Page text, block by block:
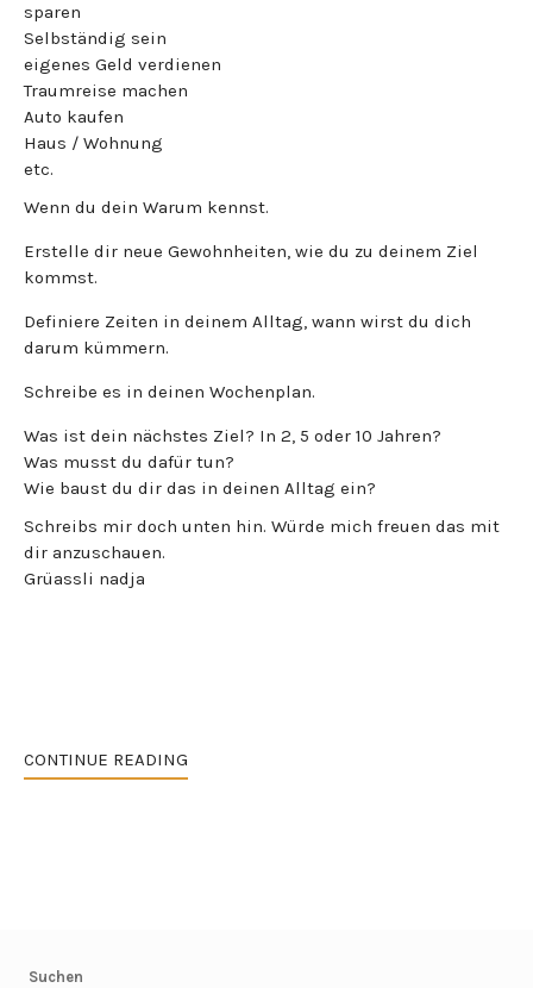
sparen
Selbständig sein
eigenes Geld verdienen
Traumreise machen
Auto kaufen
Haus / Wohnung
etc.
Wenn du dein Warum kennst.
Erstelle dir neue Gewohnheiten, wie du zu deinem Ziel
kommst.
Definiere Zeiten in deinem Alltag, wann wirst du dich
darum kümmern.
Schreibe es in deinen Wochenplan.
Was ist dein nächstes Ziel? In 2, 5 oder 10 Jahren?
Was musst du dafür tun?
Wie baust du dir das in deinen Alltag ein?
Schreibs mir doch unten hin. Würde mich freuen das mit
dir anzuschauen.
Grüassli nadja
CONTINUE READING
Suchen